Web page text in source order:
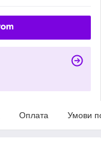
Оплата Умови